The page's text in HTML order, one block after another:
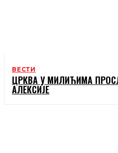
ВЕСТИ
ЦРКВА У МИЛИЋИМА
АЛЕКСИЈЕ